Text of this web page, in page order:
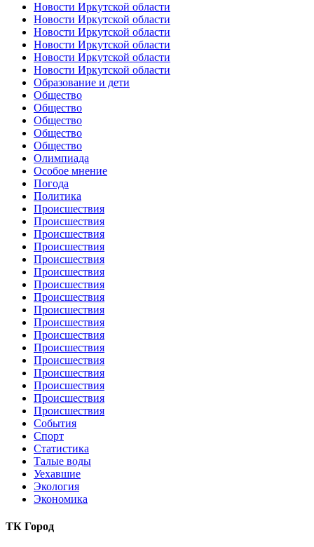
Новости Иркутской области
Новости Иркутской области
Новости Иркутской области
Новости Иркутской области
Новости Иркутской области
Новости Иркутской области
Образование и дети
Общество
Общество
Общество
Общество
Общество
Олимпиада
Особое мнение
Погода
Политика
Происшествия
Происшествия
Происшествия
Происшествия
Происшествия
Происшествия
Происшествия
Происшествия
Происшествия
Происшествия
Происшествия
Происшествия
Происшествия
Происшествия
Происшествия
Происшествия
Происшествия
События
Спорт
Статистика
Талые воды
Уехавшие
Экология
Экономика
ТК Город